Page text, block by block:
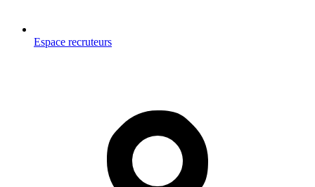
Espace recruteurs